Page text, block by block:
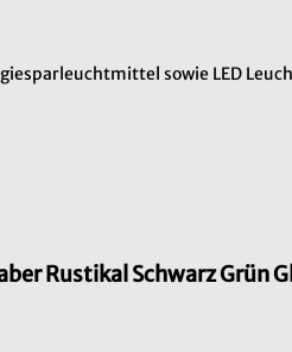
sowie LED
Rustikal Schwarz Grün